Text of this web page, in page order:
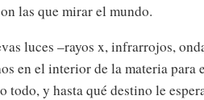
las que mirar el mundo.
luces –rayos x, infrarrojos,
en el interior de la materia para
todo, y hasta qué destino le